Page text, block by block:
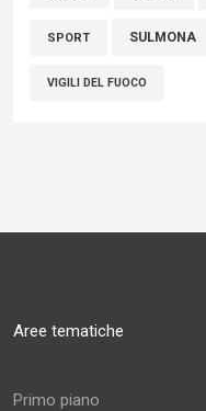
SPORT SULMONA
VIGILI DEL FUOCO
Aree tematiche
Primo piano